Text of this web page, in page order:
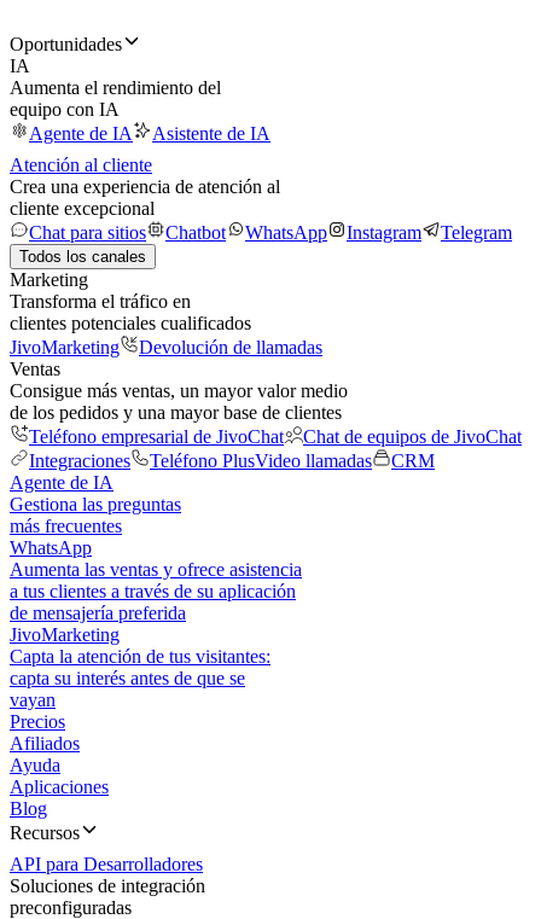
Oportunidades
IA
Aumenta el rendimiento del
equipo con IA
Agente de IA
Asistente de IA
Atención al cliente
Crea una experiencia de atención al
cliente excepcional
Chat para sitios
Chatbot WhatsApp Instagram Telegram
Todos los canales
Marketing
Transforma el tráfico en
clientes potenciales cualificados
JivoMarketing
Devolución de llamadas
Ventas
Consigue más ventas, un mayor valor medio
de los pedidos y una mayor base de clientes
Teléfono empresarial de JivoChat
Chat de equipos de JivoChat
Integraciones
Teléfono PlusVideo llamadas
CRM
Agente de IA
Gestiona las preguntas
más frecuentes
WhatsApp
Aumenta las ventas y ofrece asistencia
a tus clientes a través de su aplicación
de mensajería preferida
JivoMarketing
Capta la atención de tus visitantes:
capta su interés antes de que se
vayan
Precios
Afiliados
Ayuda
Aplicaciones
Blog
Recursos
API para Desarrolladores
Soluciones de integración
preconfiguradas